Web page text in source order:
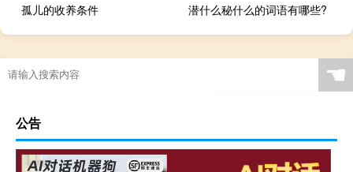
孤儿的收养条件
潜什么秘什么的词语有哪些?
☚
公告